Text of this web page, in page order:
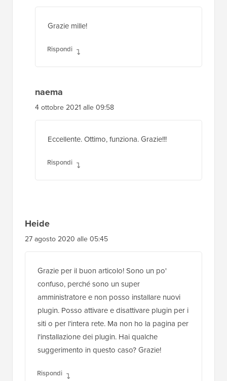
Grazie mille!
Rispondi
naema
4 ottobre 2021 alle 09:58
Eccellente. Ottimo, funziona. Grazie!!!
Rispondi
Heide
27 agosto 2020 alle 05:45
Grazie per il buon articolo! Sono un po'
confuso, perché sono un super
amministratore e non posso installare nuovi
plugin. Posso attivare e disattivare plugin per i
siti o per l'intera rete. Ma non ho la pagina per
l'installazione dei plugin. Hai qualche
suggerimento in questo caso? Grazie!
Rispondi